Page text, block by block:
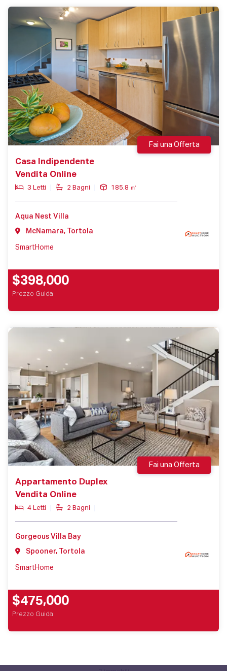
Casa Indipendente
Vendita Online
3 Letti 2 Bagni 185.8 ㎡
Fai una Offerta
Aqua Nest Villa
McNamara, Tortola
SmartHome
$398,000
Prezzo Guida
Appartamento Duplex
Vendita Online
4 Letti 2 Bagni
Fai una Offerta
Gorgeous Villa Bay
Spooner, Tortola
SmartHome
$475,000
Prezzo Guida